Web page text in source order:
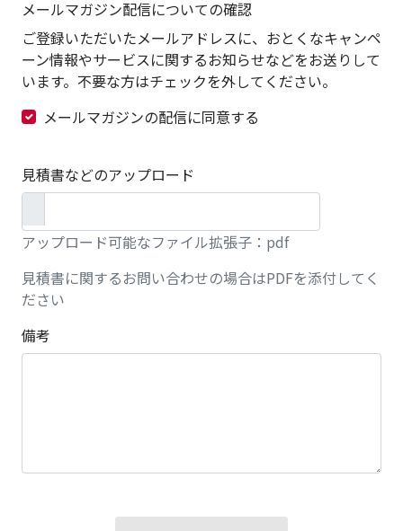
メールマガジン配信についての確認
ご登録いただいたメールアドレスに、おとくなキャンペ
ーン情報やサービスに関するお知らせなどをお送りして
います。不要な方はチェックを外してください。
メールマガジンの配信に同意する
見積書などのアップロード
アップロード可能なファイル拡張子：pdf
見積書に関するお問い合わせの場合はPDFを添付してく
ださい
備考